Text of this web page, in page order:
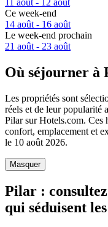
11 août - 12 août
Ce week-end
14 août - 16 août
Le week-end prochain
21 août - 23 août
Où séjourner à
Les propriétés sont
réels et de leur popularité
Pilar sur Hotels.com. Ces
confort, emplacement et
le 10 août 2026.
Masquer
Pilar : consultez
qui séduisent